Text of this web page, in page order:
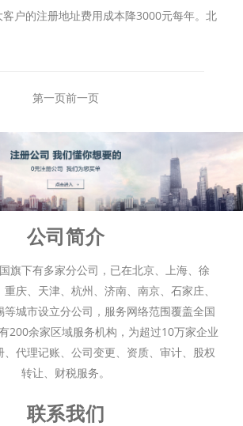
户的注册地址费用成本降3000元每年。北
第一页前一页
公司简介
旗下有多家分公司，已在北京、上海、徐
庆、天津、杭州、济南、南京、石家庄、
等城市设立分公司，服务网络范围覆盖全国
200余家区域服务机构，为超过10万家企业
、代理记账、公司变更、资质、审计、股权
转让、财税服务。
联系我们